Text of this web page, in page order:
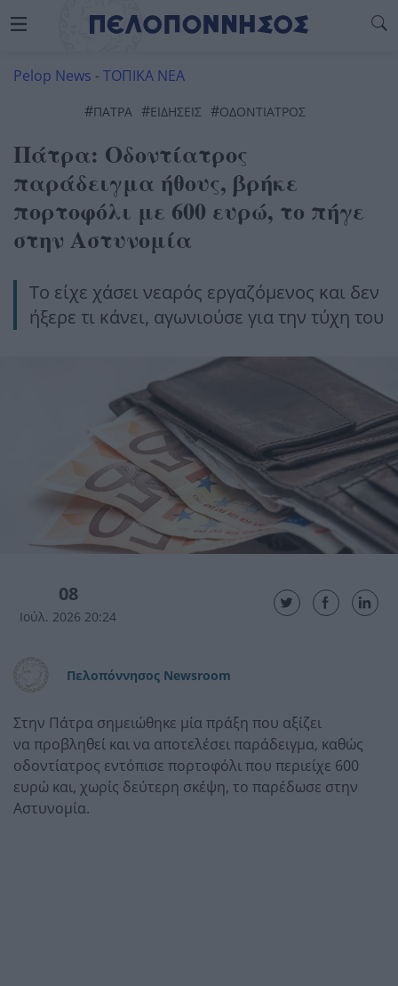
Pelop News -ΤΟΠΙΚΑ ΝΕΑ
#ΠΆΤΡΑ #ΕΙΔΗΣΕΙΣ #ΟΔΟΝΤΙΑΤΡΟΣ
Πάτρα: Οδοντίατρος
παράδειγμα ήθους, βρήκε
πορτοφόλι με 600 ευρώ, το πήγε
στην Αστυνομία
Το είχε χάσει νεαρός εργαζόμενος και δεν
ήξερε τι κάνει, αγωνιούσε για την τύχη του
08
Ιούλ. 2026 20:24
Πελοπόννησος Newsroom
Στην Πάτρα σημειώθηκε μία πράξη που αξίζει
να προβληθεί και να αποτελέσει παράδειγμα, καθώς
οδοντίατρος εντόπισε πορτοφόλι που περιείχε 600
ευρώ και, χωρίς δεύτερη σκέψη, το παρέδωσε στην
Αστυνομία.